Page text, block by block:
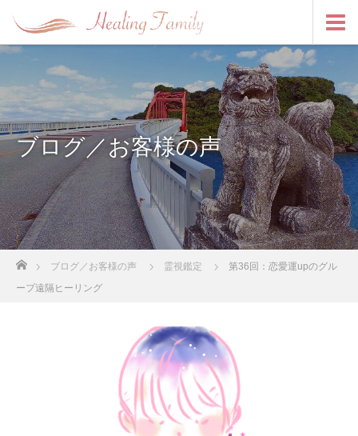
ブログ／お客様の声
ブログ／お客様の声 霊視鑑定
第36回：恋愛運upのグル
ープ遠隔ヒーリング